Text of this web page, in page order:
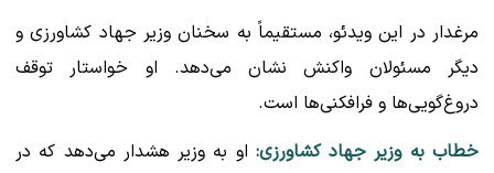
مرغدار در این ویدئو، مستقیماً به سخنان وزیر جهاد کشاورزی و
دیگر مسئولان واکنش نشان می‌دهد. او خواستار توقف
دروغ‌گویی‌ها و فرافکنی‌ها است.
خطاب به وزیر جهاد کشاورزی: او به وزیر هشدار می‌دهد که در